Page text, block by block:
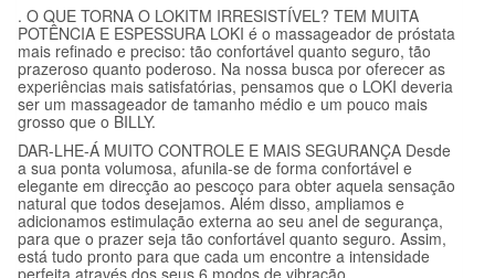
. O QUE TORNA O LOKITM IRRESISTÍVEL? TEM MUITA
POTÊNCIA E ESPESSURA LOKI é o massageador de próstata
mais refinado e preciso: tão confortável quanto seguro, tão
prazeroso quanto poderoso. Na nossa busca por oferecer as
experiências mais satisfatórias, pensamos que o LOKI deveria
ser um massageador de tamanho médio e um pouco mais
grosso que o BILLY.
DAR-LHE-Á MUITO CONTROLE E MAIS SEGURANÇA Desde
a sua ponta volumosa, afunila-se de forma confortável e
elegante em direcção ao pescoço para obter aquela sensação
natural que todos desejamos. Além disso, ampliamos e
adicionamos estimulação externa ao seu anel de segurança,
para que o prazer seja tão confortável quanto seguro. Assim,
está tudo pronto para que cada um encontre a intensidade